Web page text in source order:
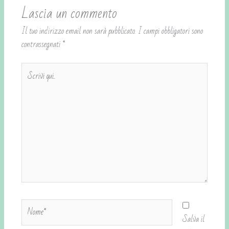
Lascia un commento
Il tuo indirizzo email non sarà pubblicato.I campi obbligatori sono
contrassegnati*
Scrivi
qui..
Nome*
Salva il